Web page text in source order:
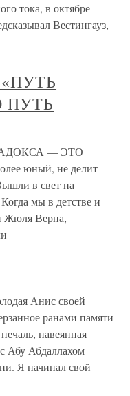
тока, в октябре
Вестингауз,
«ПУТЬ
ПУТЬ
— ЭТО
юный, не делит
в свет на
мы в детстве и
Жюля Верна,
Анис своей
ранами памяти
навеянная
Абу Абдаллахом
Я начинал свой